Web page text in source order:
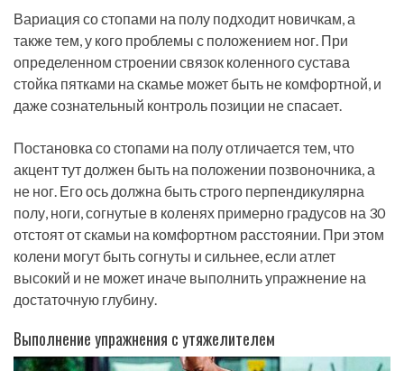
Вариация со стопами на полу подходит новичкам, а
также тем, у кого проблемы с положением ног. При
определенном строении связок коленного сустава
стойка пятками на скамье может быть не комфортной, и
даже сознательный контроль позиции не спасает.
Постановка со стопами на полу отличается тем, что
акцент тут должен быть на положении позвоночника, а
не ног. Его ось должна быть строго перпендикулярна
полу, ноги, согнутые в коленях примерно градусов на 30
отстоят от скамьи на комфортном расстоянии. При этом
колени могут быть согнуты и сильнее, если атлет
высокий и не может иначе выполнить упражнение на
достаточную глубину.
Выполнение упражнения с утяжелителем